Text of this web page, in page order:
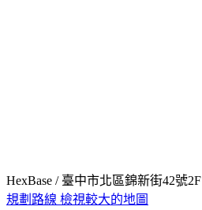
HexBase / 臺中市北區錦新街42號2F
規劃路線 檢視較大的地圖